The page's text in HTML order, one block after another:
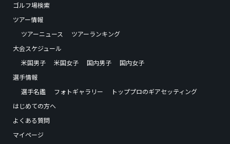
ゴルフ場検索
ツアー情報
ツアーニュース
ツアーランキング
大会スケジュール
米国男子
米国女子 国内男子
国内女子
選手情報
選手名鑑
フォトギャラリー
トッププロのギアセッティング
はじめての方へ
よくある質問
マイページ